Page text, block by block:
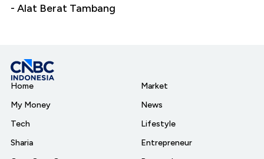
- Alat Berat Tambang
Home
My Money
Tech
Sharia
Market
News
Lifestyle
Entrepreneur